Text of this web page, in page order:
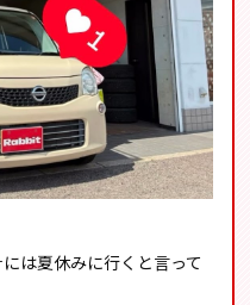
は夏休みに行くと言って